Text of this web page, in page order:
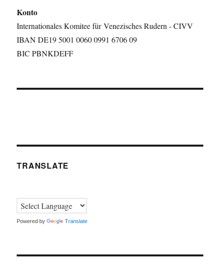
Konto
Internationales Komitee für Venezisches Rudern - CIVV
IBAN DE19 5001 0060 0991 6706 09
BIC PBNKDEFF
TRANSLATE
Powered by Translate